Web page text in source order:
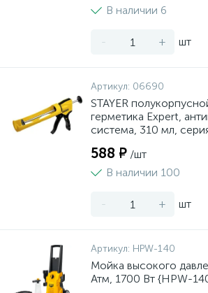
В наличии 6
- + шт
Артикул: 06690
STAYER
герметика Expert,
система, 310 мл,
588 ₽ /шт
В наличии 100
- + шт
Артикул: HPW-140
Мойка высокого
Атм, 1700 Вт {HPW-